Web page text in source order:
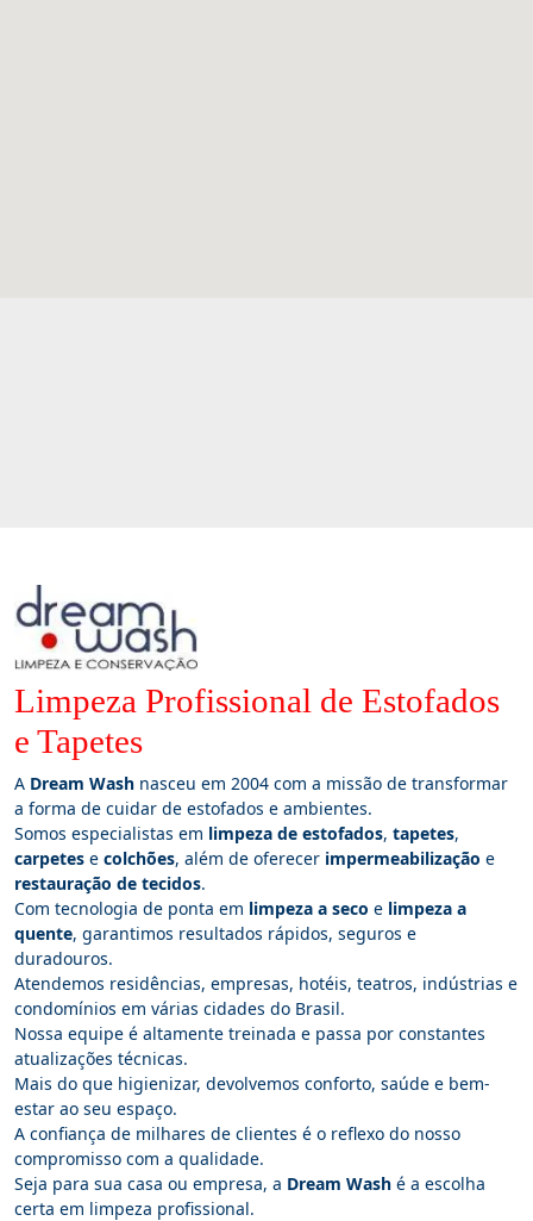
Limpeza Profissional de Estofados
e Tapetes
A Dream Wash nasceu em 2004 com a missão de transformar
a forma de cuidar de estofados e ambientes.
Somos especialistas em limpeza de estofados, tapetes,
carpetes e colchões, além de oferecer impermeabilização e
restauração de tecidos.
Com tecnologia de ponta em limpeza a seco e limpeza a
quente, garantimos resultados rápidos, seguros e
duradouros.
Atendemos residências, empresas, hotéis, teatros, indústrias e
condomínios em várias cidades do Brasil.
Nossa equipe é altamente treinada e passa por constantes
atualizações técnicas.
Mais do que higienizar, devolvemos conforto, saúde e bem-
estar ao seu espaço.
A confiança de milhares de clientes é o reflexo do nosso
compromisso com a qualidade.
Seja para sua casa ou empresa, a Dream Wash é a escolha
certa em limpeza profissional.